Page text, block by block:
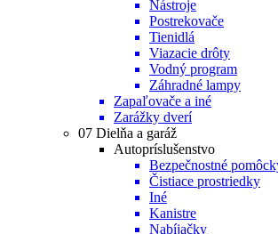
Nástroje
Postrekovače
Tienidlá
Viazacie drôty
Vodný program
Záhradné lampy
Zapaľovače a iné
Zarážky dverí
07 Dielňa a garáž
Autopríslušenstvo
Bezpečnostné
Čistiace prostriedky
Iné
Kanistre
Nabíjačky